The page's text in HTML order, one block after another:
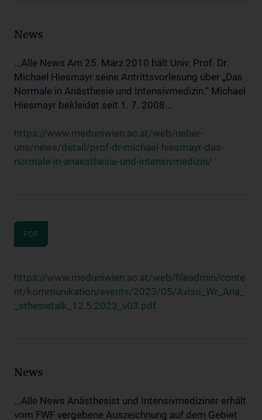
News
...Alle News Am 25. März 2010 hält Univ. Prof. Dr.
Michael Hiesmayr seine Antrittsvorlesung über „Das
Normale in Anästhesie und Intensivmedizin.“ Michael
Hiesmayr bekleidet seit 1. 7. 2008...
https://www.meduniwien.ac.at/web/ueber-
uns/news/detail/prof-dr-michael-hiesmayr-das-
normale-in-anaesthesie-und-intensivmedizin/
PDF
https://www.meduniwien.ac.at/web/fileadmin/conte
nt/kommunikation/events/2023/05/Aviso_Wr_Ana_
_sthesietalk_12.5.2023_v03.pdf
News
...Alle News Anästhesist und Intensivmediziner erhält
vom FWF vergebene Auszeichnung auf dem Gebiet